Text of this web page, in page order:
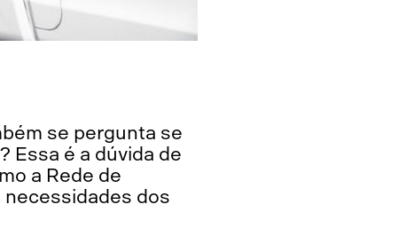
se pergunta se
? Essa é a dúvida de
a Rede de
necessidades dos